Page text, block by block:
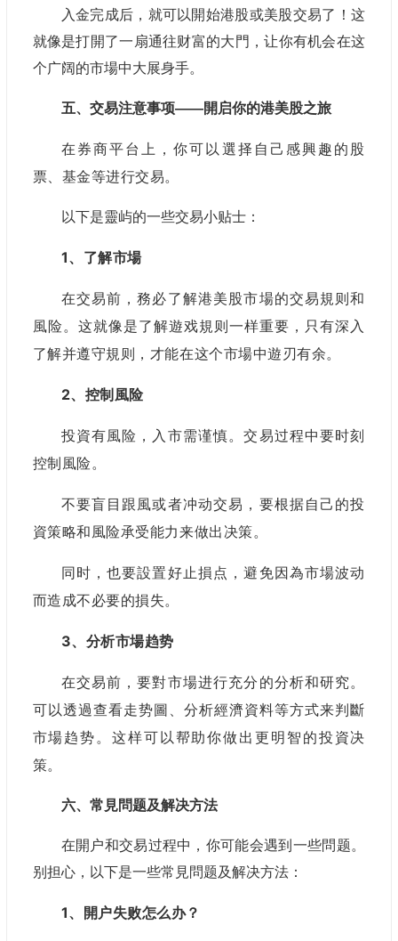
入金完成后，就可以開始港股或美股交易了！这
就像是打開了一扇通往财富的大門，让你有机会在这
个广阔的市場中大展身手。
五、交易注意事项——開启你的港美股之旅
在券商平台上，你可以選择自己感興趣的股
票、基金等进行交易。
以下是靈屿的一些交易小贴士：
1、了解市場
在交易前，務必了解港美股市場的交易規则和
風险。 这就像是了解遊戏規则一样重要，只有深入
了解并遵守規则，才能在这个市場中遊刃有余。
2、控制風险
投資有風险，入市需谨慎。交易过程中要时刻
控制風险。
不要盲目跟風或者冲动交易，要根据自己的投
資策略和風险承受能力来做出决策。
同时，也要設置好止損点，避免因為市場波动
而造成不必要的損失。
3、 分析市場趋势
在交易前，要對市場进行充分的分析和研究。
可以透過查看走势圖、分析經濟資料等方式来判斷
市場趋势。这样可以帮助你做出更明智的投資决
策。
六、常見問题及解决方法
在開户和交易过程中，你可能会遇到一些問题。
别担心，以下是一些常見問题及解决方法：
1、開户失败怎么办？